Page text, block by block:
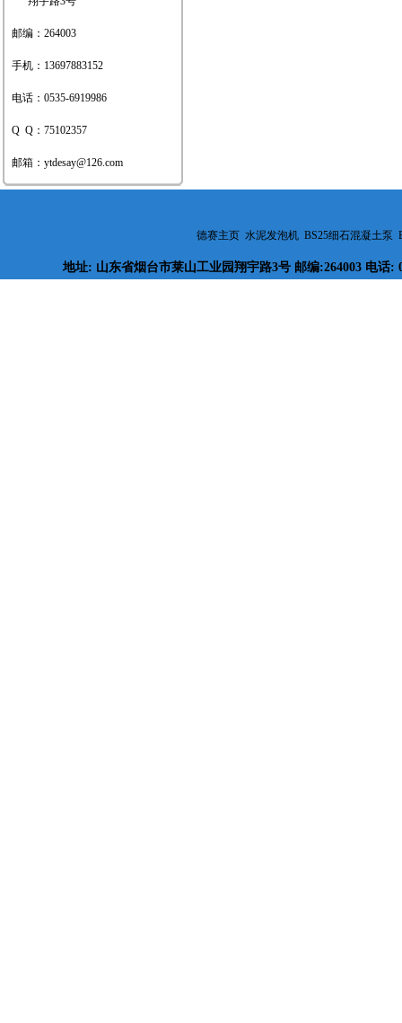
烟台德赛参加第四届中国地暖产
热烈祝贺德赛产品成功出口蒙古
邮编：264003
手机：13697883152
电话：0535-6919986
Q Q：75102357
邮箱： ytdesay@126.com
德赛主页 水泥发泡机 BS25细石混凝土泵
地址: 山东省烟台市莱山工业园翔宇路3号 邮编:264003 电话